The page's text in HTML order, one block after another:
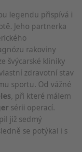
legendu přispívá i
Jeho partnerka
rakoviny
švýcarské kliniky
zdravotní stav
sportu. Od vážné
, při které málem
sérii operací.
již sedmý
se potýkal i s